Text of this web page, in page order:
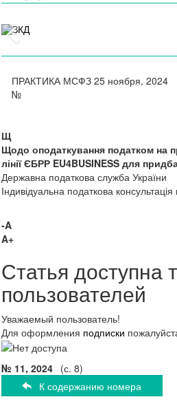
ПРАКТИКА МСФЗ 25 ноября, 2024
№
Щ
Щодо оподаткування податком на
лінії ЄБРР EU4BUSINESS для
Державна податкова служба України
Індивідуальна податкова
-A
A+
Статья доступна
пользователей
Уважаемый пользователь!
Для оформления подписки
№ 11, 2024 (с. 8)
К содержанию номера